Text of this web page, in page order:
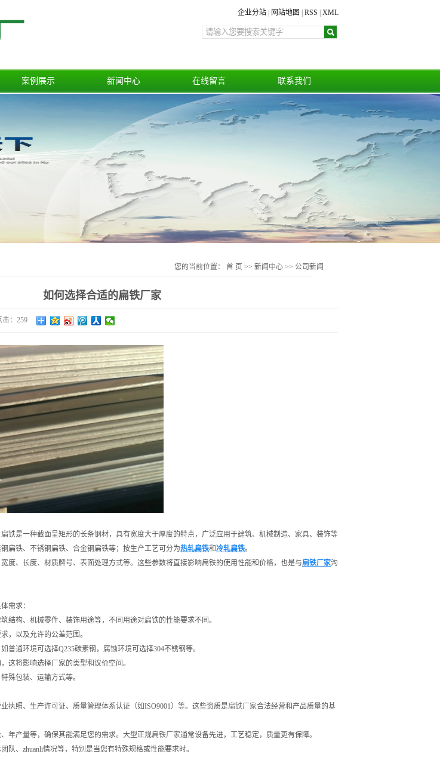
企业分站 网站地图 RSS XML
案例展示 新闻中心
行业新闻
在线留言 联系我们
您的当前位置： 首 页 >> 新闻中心 >> 公司新闻
如何选择合适的扁铁厂家
击： 259
铁是一种截面呈矩形的长条钢材，具有宽度大于厚度的特点，广泛应用于建筑、机械制造、家具、装饰等
扁铁、不锈钢扁铁、合金钢扁铁等；按生产工艺可分为热轧扁铁和冷轧扁铁。
度、长度、材质牌号、表面处理方式等。这些参数将直接影响扁铁的使用性能和价格，也是与扁铁厂家沟
需求：
结构、机械零件、装饰用途等，不同用途对扁铁的性能要求不同。
，以及允许的公差范围。
普通环境可选择Q235碳素钢，腐蚀环境可选择304不锈钢等。
这将影响选择厂家的类型和议价空间。
殊包装、运输方式等。
执照、生产许可证、质量管理体系认证（如ISO9001）等。这些资质是扁铁厂家合法经营和产品质量的基
年产量等，确保其能满足您的需求。大型正规扁铁厂家通常设备先进，工艺稳定，质量更有保障。
队、zhuanli情况等，特别是当您有特殊规格或性能要求时。